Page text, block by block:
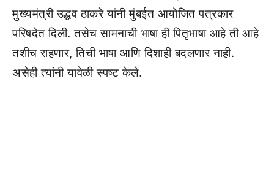
मुख्यमंत्री उद्धव ठाकरे यांनी मुंबईत आयोजित पत्रकार
परिषदेत दिली. तसेच सामनाची भाषा ही पितृभाषा आहे ती आहे
तशीच राहणार, तिची भाषा आणि दिशाही बदलणार नाही.
असेही त्यांनी यावेळी स्पष्ट केले.